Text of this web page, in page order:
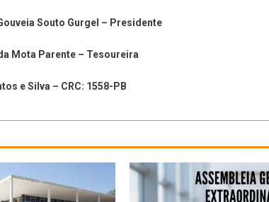
Souto Gurgel – Presidente
Mota Parente – Tesoureira
e Silva – CRC: 1558-PB